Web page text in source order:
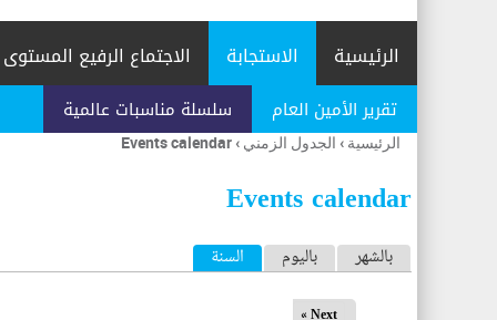
الرئيسية الاستجابة
تقرير الأمين العام سلسلة مناسبات عالمية
الاجتماع الرفيع المستوى
أنت
هنا
الرئيسية › الجدول الزمني ›
Events calendar
Events calendar
ا بالشهر باليوم السنة (علامة التبويب النشطة)